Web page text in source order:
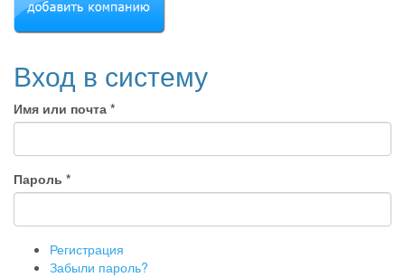
Вход в систему
Имя или почта *
Пароль *
Регистрация
Забыли пароль?